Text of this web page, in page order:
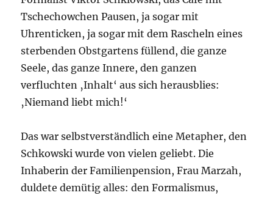
Tschechowchen Pausen, ja sogar mit
Uhrenticken, ja sogar mit dem Rascheln eines
sterbenden Obstgartens füllend, die ganze
Seele, das ganze Innere, den ganzen
verfluchten ‚Inhalt‘ aus sich herausblies:
‚Niemand liebt mich!‘
Das war selbstverständlich eine Metapher, den
Schkowski wurde von vielen geliebt. Die
Inhaberin der Familienpension, Frau Marzah,
duldete demütig alles: den Formalismus,